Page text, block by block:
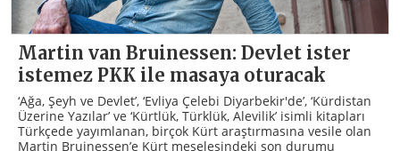
Martin van Bruinessen: Devlet ister
istemez PKK ile masaya oturacak
‘Ağa, Şeyh ve Devlet’, ‘Evliya Çelebi Diyarbekir'de’, ‘Kürdistan
Üzerine Yazılar’ ve ‘Kürtlük, Türklük, Alevilik’ isimli kitapları
Türkçede yayımlanan, birçok Kürt araştırmasına vesile olan
Martin Bruinessen’e Kürt meselesindeki son durumu